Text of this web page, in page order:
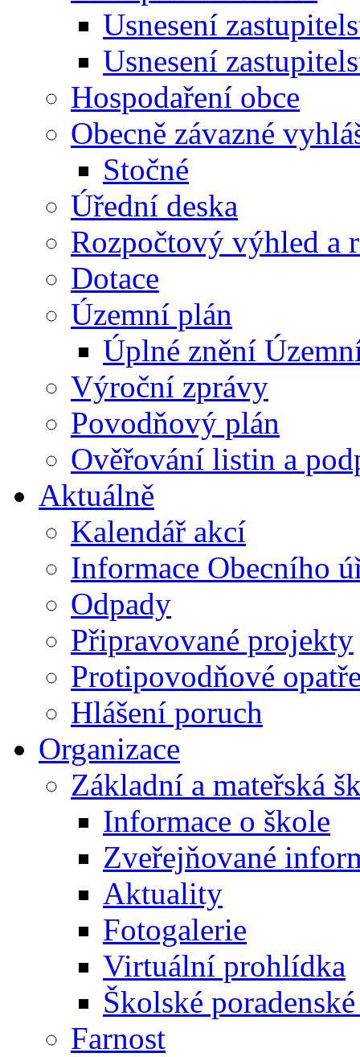
Usnesení
Usnesení
Hospodaření obce
Obecně závazné
Stočné
Úřední deska
Rozpočtový výhled a
Dotace
Územní plán
Úplné znění
Výroční zprávy
Povodňový plán
Ověřování listin a
Aktuálně
Kalendář akcí
Informace Obecního
Odpady
Připravované projekty
Protipovodňové
Hlášení poruch
Organizace
Základní a mateřská
Informace o škole
Zveřejňované
Aktuality
Fotogalerie
Virtuální prohlídka
Školské
Farnost